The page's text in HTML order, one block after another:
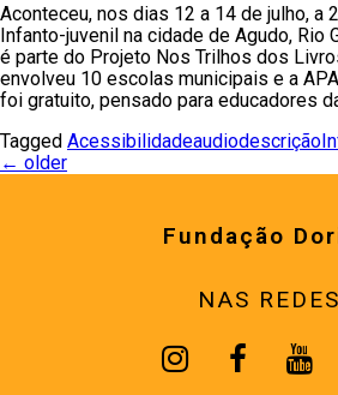
Aconteceu, nos dias 12 a 14 de julho, a
Infanto-juvenil na cidade de Agudo, Rio
é parte do Projeto Nos Trilhos dos
envolveu 10 escolas municipais e a
foi gratuito, pensado para educadores
Tagged Acessibilidadeaudiodescrição
← older
Fundação
NAS REDES